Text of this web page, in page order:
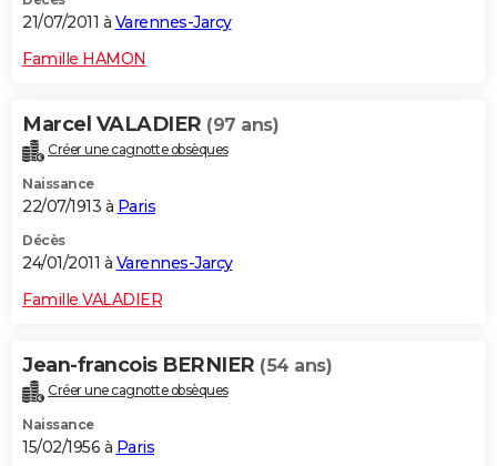
21/07/2011 à Varennes-Jarcy
Famille HAMON
Marcel VALADIER (97 ans)
Créer une cagnotte obsèques
Naissance
22/07/1913 à Paris
Décès
24/01/2011 à Varennes-Jarcy
Famille VALADIER
Jean-francois BERNIER (54 ans)
Créer une cagnotte obsèques
Naissance
15/02/1956 à Paris